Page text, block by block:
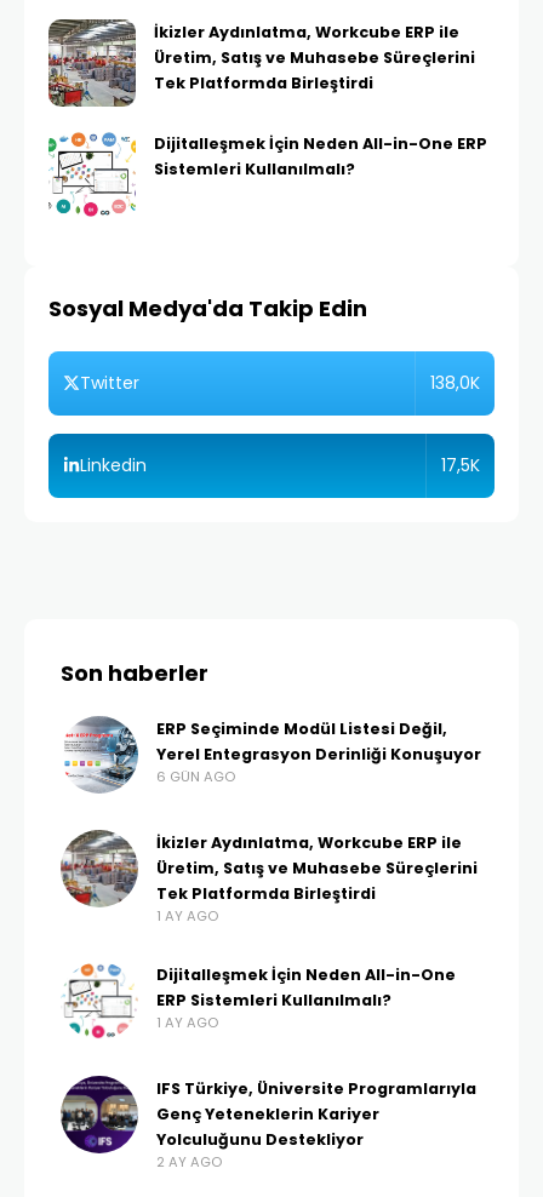
İkizler Aydınlatma, Workcube ERP ile
Üretim, Satış ve Muhasebe Süreçlerini
Tek Platformda Birleştirdi
Dijitalleşmek İçin Neden All-in-One ERP
Sistemleri Kullanılmalı?
Sosyal Medya'da Takip Edin
Twitter 138,0K
Linkedin 17,5K
Son haberler
ERP Seçiminde Modül Listesi Değil,
Yerel Entegrasyon Derinliği Konuşuyor
6 GÜN AGO
İkizler Aydınlatma, Workcube ERP ile
Üretim, Satış ve Muhasebe Süreçlerini
Tek Platformda Birleştirdi
1 AY AGO
Dijitalleşmek İçin Neden All-in-One
ERP Sistemleri Kullanılmalı?
1 AY AGO
IFS Türkiye, Üniversite Programlarıyla
Genç Yeteneklerin Kariyer
Yolculuğunu Destekliyor
2 AY AGO